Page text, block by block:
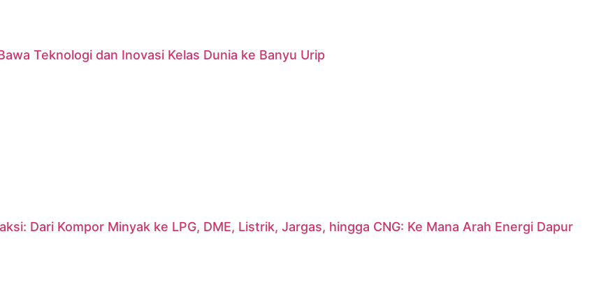
Teknologi dan Inovasi Kelas Dunia ke Banyu Urip
Dari Kompor Minyak ke LPG, DME, Listrik, Jargas, hingga CNG: Ke Mana Arah Energi Dapur